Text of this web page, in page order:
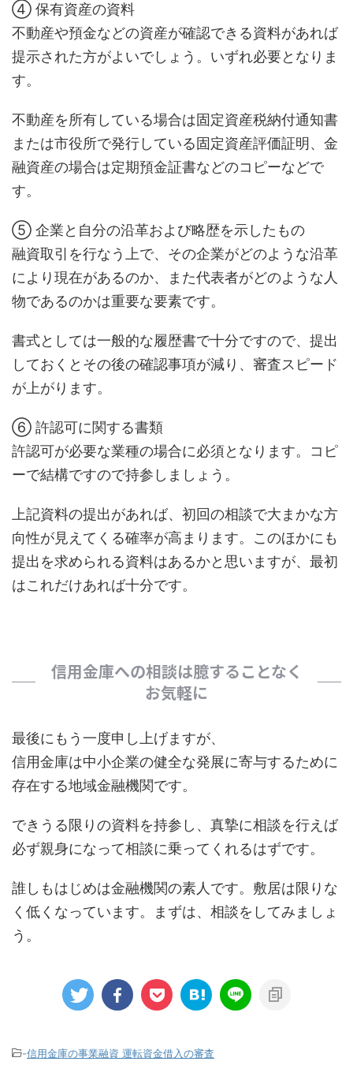
④ 保有資産の資料
不動産や預金などの資産が確認できる資料があれば
提示された方がよいでしょう。いずれ必要となりま
す。
不動産を所有している場合は固定資産税納付通知書
または市役所で発行している固定資産評価証明、金
融資産の場合は定期預金証書などのコピーなどで
す。
⑤ 企業と自分の沿革および略歴を示したもの
融資取引を行なう上で、その企業がどのような沿革
により現在があるのか、また代表者がどのような人
物であるのかは重要な要素です。
書式としては一般的な履歴書で十分ですので、提出
しておくとその後の確認事項が減り、審査スピード
が上がります。
⑥ 許認可に関する書類
許認可が必要な業種の場合に必須となります。コピ
ーで結構ですので持参しましょう。
上記資料の提出があれば、初回の相談で大まかな方
向性が見えてくる確率が高まります。このほかにも
提出を求められる資料はあるかと思いますが、最初
はこれだけあれば十分です。
信用金庫への相談は臆することなく
お気軽に
最後にもう一度申し上げますが、
信用金庫は中小企業の健全な発展に寄与するために
存在する地域金融機関です。
できうる限りの資料を持参し、真摯に相談を行えば
必ず親身になって相談に乗ってくれるはずです。
誰しもはじめは金融機関の素人です。敷居は限りな
く低くなっています。まずは、相談をしてみましょ
う。
-信用金庫の事業融資 運転資金借入の審査